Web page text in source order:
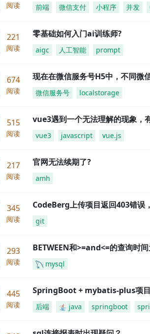
阅读 前端 微信支付 小程序 并发
221
阅读
零基础如何入门ai训练师?
aigc 人工智能 prompt
674
阅读
现在在微信服务号H5中，不同
微信服务号 localstorage
515
阅读
vue3遇到一个无法理解的现象，
vue3 javascript vue.js
217
阅读
官网无法续期了?
amh
345
阅读
CodeBerg上传项目返回403错误
git
293
阅读
BETWEEN和>=and<=的查询时
mysql
445
阅读
SpringBoot + mybatis-plus项目
后端 java springboot